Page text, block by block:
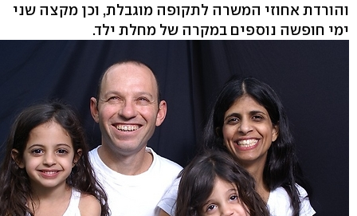
והורדת אחוזי המשרה לתקופה מוגבלת, וכן מקצה שני
ימי חופשה נוספים במקרה של מחלת ילד.